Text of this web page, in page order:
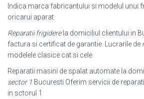
Indica marca fabricantului si modelul unui
oricarui aparat
Reparatii frigiderela domiciliul clientului in
factura si certificat de garantie. Lucrarile de
modelele clasice cat si cele
Reparatii masini de spalat automate la
sector 1 Bucuresti Oferim servicii de
in sctorul 1